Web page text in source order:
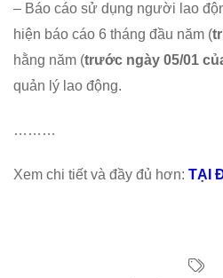
– Báo cáo sử dụng người lao
hiện báo cáo 6 tháng đầu năm (
hằng năm (trước ngày 05/01
quản lý lao động.
………
Xem chi tiết và đầy đủ hơn: TẠI